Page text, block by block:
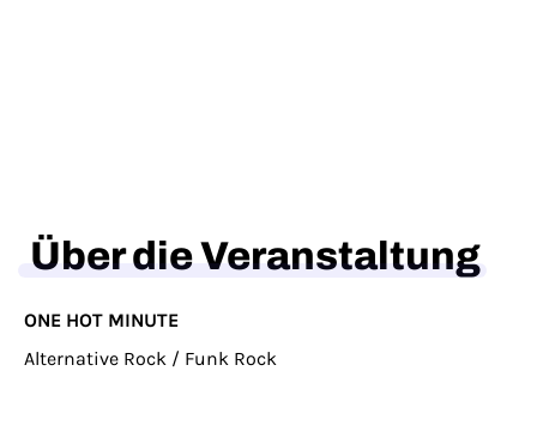
Über die Veranstaltung
ONE HOT MINUTE
Alternative Rock / Funk Rock